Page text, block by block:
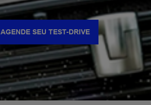
AGENDE SEU TEST-DRIVE